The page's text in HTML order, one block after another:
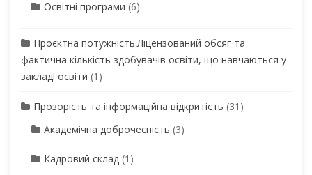
Освітні програми (6)
Проєктна потужність.Ліцензований обсяг та
фактична кількість здобувачів освіти, що навчаються у
закладі освіти (1)
Прозорість та інформаційна відкритість (31)
Академічна доброчесність (3)
Кадровий склад (1)